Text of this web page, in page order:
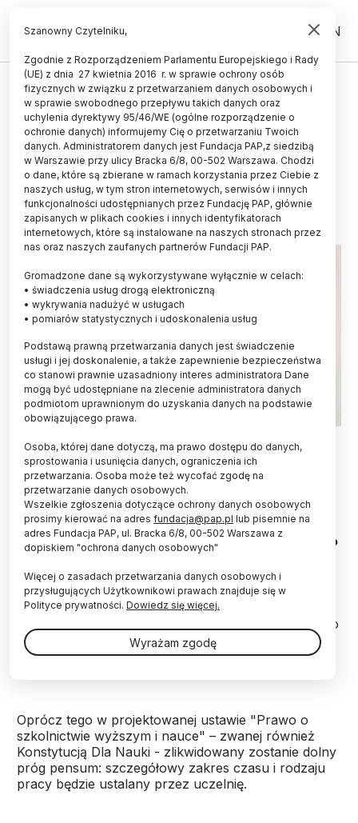
PL EN
UCZELNIE I INSTYTUCJE
MNiSW: w Ustawie 2.0 obniżamy
pensum dla dydaktyków z 540 do
360 godz.
17.01.2018
aktualizacja: 19.01.2018
3 minuty czytania
Gowin podczas konferencji prasowej, w siedzibie MNiSW w
Warszawie. PAP/Leszek Szymański
W nowej ustawie o uczelniach zmniejszymy z 540
do 360 godz. pensum dla nauczycieli
akademickich, którzy są zatrudnieni na
stanowiskach dydaktycznych – poinformował PAP
wyższego Jarosław Gowin.
Ta zmiana dotyczyć będzie maksymalnego rocznego
wymiaru zajęć dydaktycznych m.in. dla osób
zatrudnionych na stanowiskach dydaktycznych – w
Oprócz tego w projektowanej ustawie "Prawo o
szkolnictwie wyższym i nauce" – zwanej również
Konstytucją Dla Nauki - zlikwidowany zostanie dolny
próg pensum: szczegółowy zakres czasu i rodzaju
pracy będzie ustalany przez uczelnię.
Szanowny Czytelniku,
Zgodnie z Rozporządzeniem Parlamentu Europejskiego i Rady
(UE) z dnia 27 kwietnia 2016 r. w sprawie ochrony osób
fizycznych w związku z przetwarzaniem danych osobowych i
w sprawie swobodnego przepływu takich danych oraz
uchylenia dyrektywy 95/46/WE (ogólne rozporządzenie o
ochronie danych) informujemy Cię o przetwarzaniu Twoich
danych. Administratorem danych jest Fundacja PAP,z siedzibą
w Warszawie przy ulicy Bracka 6/8, 00-502 Warszawa. Chodzi
o dane, które są zbierane w ramach korzystania przez Ciebie z
naszych usług, w tym stron internetowych, serwisów i innych
funkcjonalności udostępnianych przez Fundację PAP, głównie
zapisanych w plikach cookies i innych identyfikatorach
internetowych, które są instalowane na naszych stronach przez
nas oraz naszych zaufanych partnerów Fundacji PAP.
Gromadzone dane są wykorzystywane wyłącznie w celach:
• świadczenia usług drogą elektroniczną
• wykrywania nadużyć w usługach
• pomiarów statystycznych i udoskonalenia usług
Podstawą prawną przetwarzania danych jest świadczenie
usługi i jej doskonalenie, a także zapewnienie bezpieczeństwa
co stanowi prawnie uzasadniony interes administratora Dane
mogą być udostępniane na zlecenie administratora danych
podmiotom uprawnionym do uzyskania danych na podstawie
obowiązującego prawa.
Osoba, której dane dotyczą, ma prawo dostępu do danych,
sprostowania i usunięcia danych, ograniczenia ich
przetwarzania. Osoba może też wycofać zgodę na
przetwarzanie danych osobowych.
Wszelkie zgłoszenia dotyczące ochrony danych osobowych
prosimy kierować na adres fundacja@pap.pl lub pisemnie na
adres Fundacja PAP, ul. Bracka 6/8, 00-502 Warszawa z
dopiskiem "ochrona danych osobowych"
Więcej o zasadach przetwarzania danych osobowych i
przysługujących Użytkownikowi prawach znajduje się w
Polityce prywatności. Dowiedz się więcej.
Wyrażam zgodę